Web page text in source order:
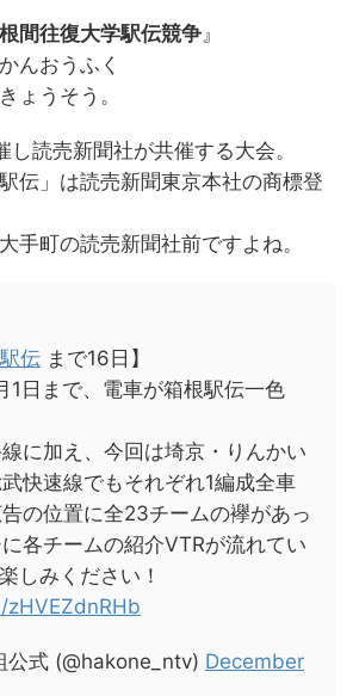
間往復大学駅伝競争』
んおうふく
ょうそう。
し読売新聞社が共催する大会。
伝」は読売新聞東京本社の商標登
手町の読売新聞社前ですよね。
伝 まで16日】
1日まで、電車が箱根駅伝一色
に加え、今回は埼京・りんかい
快速線でもそれぞれ1編成全車
の位置に全23チームの襷があっ
各チームの紹介VTRが流れてい
しみください！
式 (@hakone_ntv) December